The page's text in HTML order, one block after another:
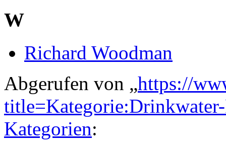
W
Richard Woodman
Abgerufen von „https://
Kategorien: